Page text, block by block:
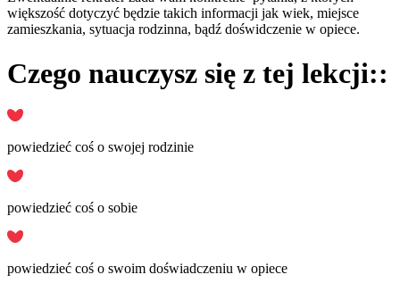
większość dotyczyć będzie takich informacji jak wiek, miejsce
zamieszkania, sytuacja rodzinna, bądź doświdczenie w opiece.
Czego nauczysz się z tej lekcji::
powiedzieć coś o swojej rodzinie
powiedzieć coś o sobie
powiedzieć coś o swoim doświadczeniu w opiece